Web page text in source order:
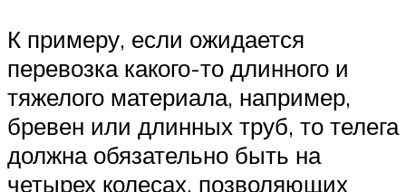
К примеру, если ожидается
перевозка какого-то длинного и
тяжелого материала, например,
бревен или длинных труб, то телега
должна обязательно быть на
четырех колесах, позволяющих